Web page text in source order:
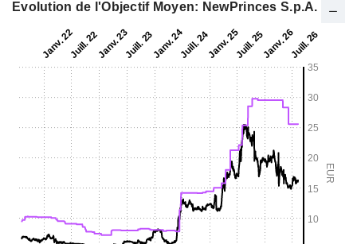
Evolution de l'Objectif Moyen: NewPrinces S.p.A.